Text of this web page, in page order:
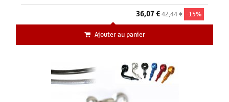
36,07 €42,44 € -15%
Ajouter au panier